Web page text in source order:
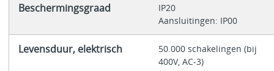
Beschermingsgraad
IP20
Aansluitingen: IP00
Levensduur, elektrisch
50.000 schakelingen (bij
400V, AC-3)